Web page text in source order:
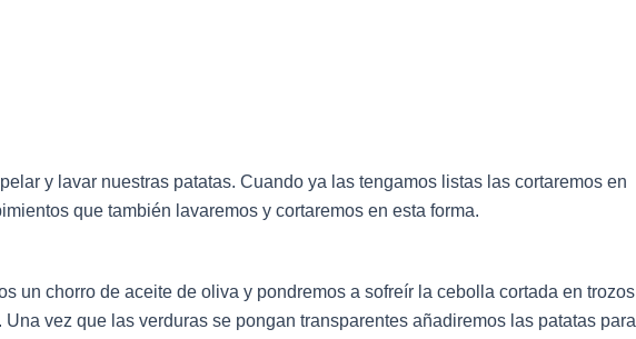
y lavar nuestras patatas. Cuando ya las tengamos listas las cortaremos en
que también lavaremos y cortaremos en esta forma.
un chorro de aceite de oliva y pondremos a sofreír la cebolla cortada en trozos
vez que las verduras se pongan transparentes añadiremos las patatas para